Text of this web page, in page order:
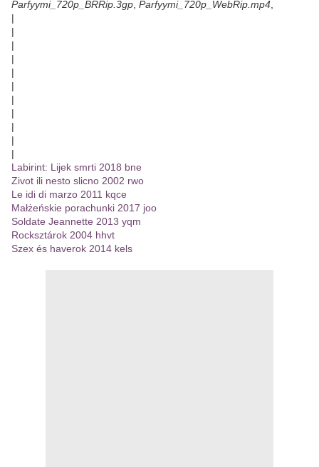
Parfyymi_720p_BRRip.3gp Parfyymi_720p_WebRip.mp4
|
|
|
|
|
|
|
|
|
|
|
Labirint: Lijek smrti 2018 bne
Zivot ili nesto slicno 2002 rwo
Le idi di marzo 2011 kqce
Małżeńskie porachunki 2017 joo
Soldate Jeannette 2013 yqm
Rocksztárok 2004 hhvt
Szex és haverok 2014 kels